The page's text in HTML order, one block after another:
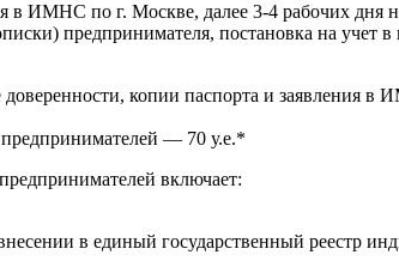
ИМНС по г. Москве, далее 3-4 рабочих дня
предпринимателя, постановка на учет
доверенности, копии паспорта и заявления в
— 70 у.е.*
включает:
в единый государственный реестр